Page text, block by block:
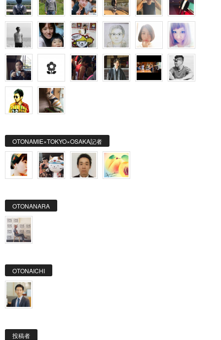
OTONAMIE×TOKYO×OSAKA記者
OTONANARA
OTONAICHI
投稿者